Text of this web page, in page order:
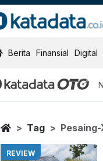
KatadataOTO
Berita Finansial Digital
Pesaing
Berita
Home
Tag
REVIEW